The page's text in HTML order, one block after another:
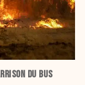
DU BUS